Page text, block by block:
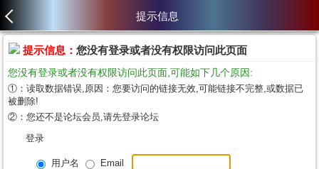
提示信息
提示信息： 您没有登录或者没有权限访问此页面
您没有登录或者没有权限访问此页面,可能如下几个原因:
①：读取数据错误,原因：您要访问的链接无效,可能链接不完整,或数据已
被删除!
②：您还不是论坛会员,请先登录论坛
登录
用户名 Email